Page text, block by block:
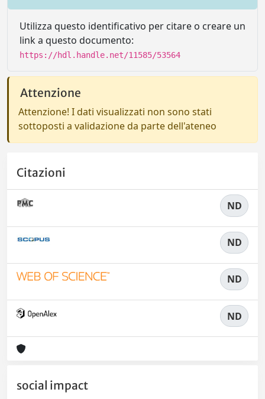
Utilizza questo identificativo per citare o creare un
link a questo documento:
https://hdl.handle.net/11585/53564
Attenzione
Attenzione! I dati visualizzati non sono stati
sottoposti a validazione da parte dell'ateneo
Citazioni
ND
ND
ND
ND
social impact